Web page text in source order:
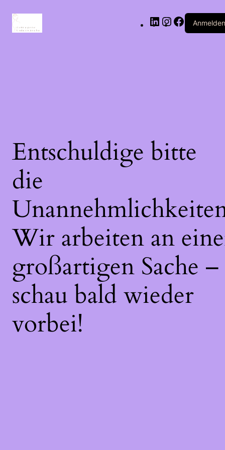
Anmelden
Entschuldige bitte
die
Wir arbeiten an
großartigen Sache –
schau bald wieder
vorbei!